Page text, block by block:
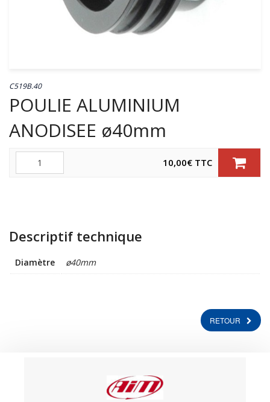
C519B.40
POULIE ALUMINIUM
ANODISEE ø40mm
Quantité 10,00€ TTC
Descriptif technique
Diamètre ø40mm
RETOUR